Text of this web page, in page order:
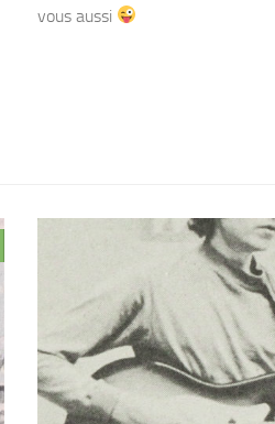
vous aussi